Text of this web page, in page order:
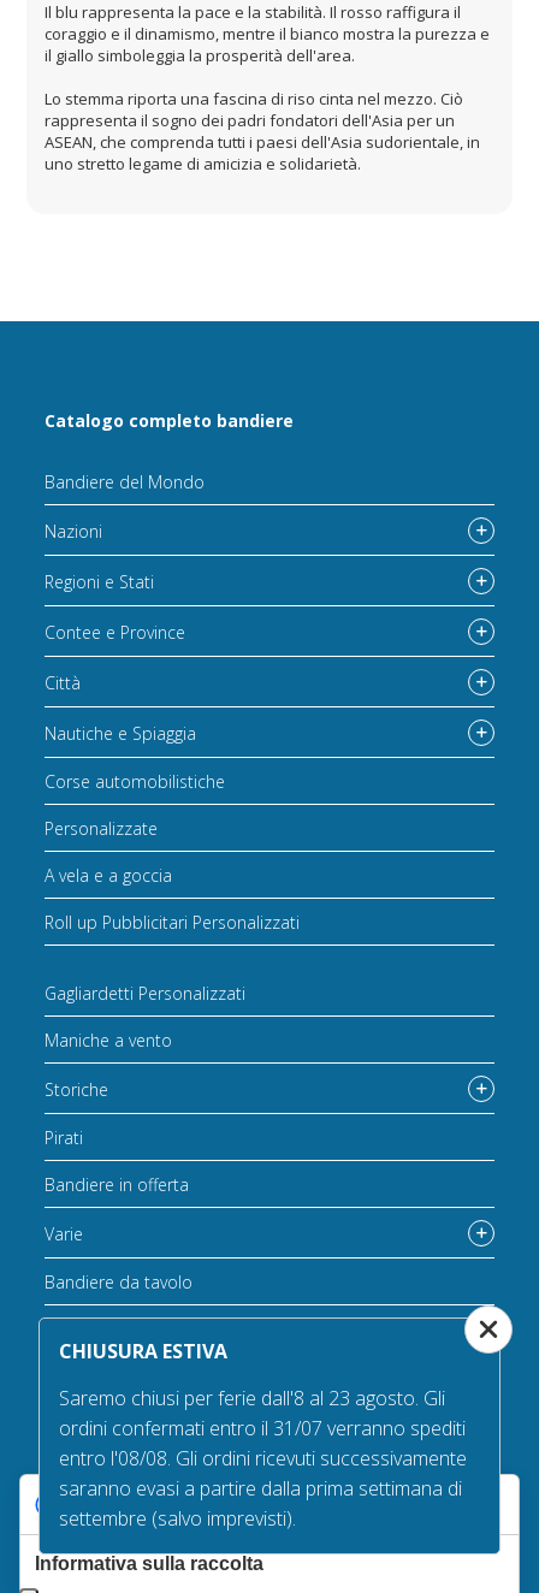
Il blu rappresenta la pace e la stabilità. Il rosso raffigura il
coraggio e il dinamismo, mentre il bianco mostra la purezza e
il giallo simboleggia la prosperità dell'area.
Lo stemma riporta una fascina di riso cinta nel mezzo. Ciò
rappresenta il sogno dei padri fondatori dell'Asia per un
ASEAN, che comprenda tutti i paesi dell'Asia sudorientale, in
uno stretto legame di amicizia e solidarietà.
Catalogo completo bandiere
Bandiere del Mondo
Nazioni
Regioni e Stati
Contee e Province
Città
Nautiche e Spiaggia
Corse automobilistiche
Personalizzate
A vela e a goccia
Roll up Pubblicitari Personalizzati
Gagliardetti Personalizzati
Maniche a vento
Storiche
Pirati
Bandiere in offerta
Varie
Bandiere da tavolo
Catalogo completo accessori
Catalogo completo accessori
Accessori per interno
CHIUSURA ESTIVA
Saremo chiusi per ferie dall'8 al 23 agosto. Gli
ordini confermati entro il 31/07 verranno spediti
entro l'08/08. Gli ordini ricevuti successivamente
saranno evasi a partire dalla prima settimana di
settembre (salvo imprevisti).
Le tue preferenze relative alla privacy
Informativa sulla raccolta